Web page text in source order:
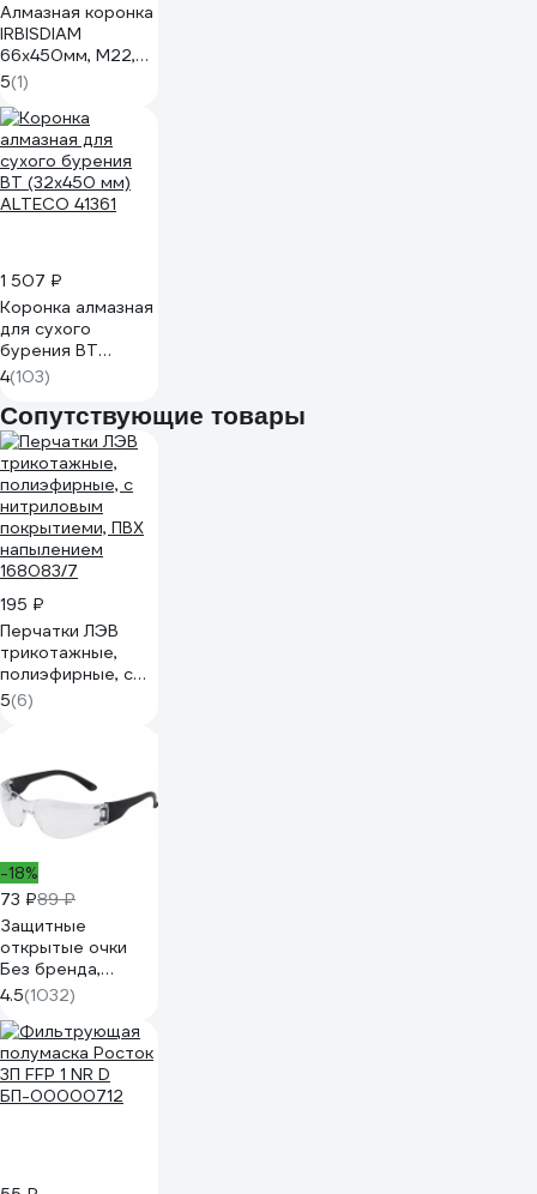
Алмазная коронка
IRBISDIAM
66х450мм, М22,
сухорез,
DRYm2266450
5(1)
1 507 ₽
Коронка алмазная
для сухого
бурения BT
(32х450 мм)
ALTECO 41361
4(103)
Сопутствующие товары
195 ₽
Перчатки ЛЭВ
трикотажные,
полиэфирные, с
нитриловым
покрытиеми, ПВХ
5(6)
-18%
73 ₽89 ₽
Защитные
открытые очки
Без бренда,
поликарбонатные,
прозрачные
ОЧК201 0-13021
89171
4.5(1032)